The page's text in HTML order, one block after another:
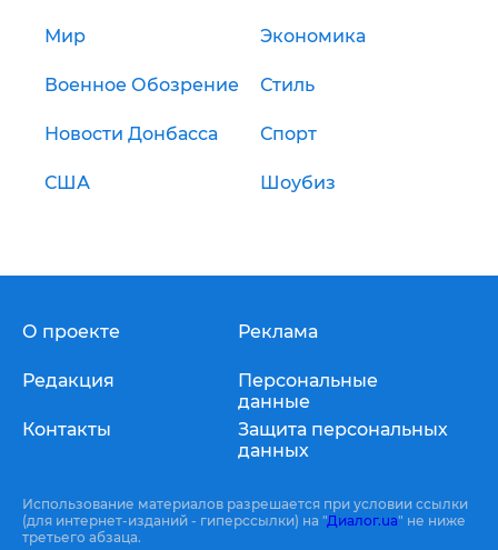
Мир Экономика
Военное Обозрение Стиль
Новости Донбасса Спорт
США Шоубиз
О проекте
Редакция
Контакты
Реклама
Персональные
данные
Защита персональных
данных
Использование материалов разрешается при условии ссылки
(для интернет-изданий - гиперссылки) на "Диалог.ua" не ниже
третьего абзаца.